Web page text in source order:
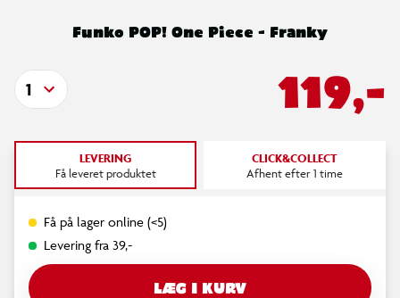
Funko POP! One Piece - Franky
119,-
1
LEVERING
Få leveret produktet
CLICK&COLLECT
Afhent efter 1 time
Få på lager online (<5)
Levering fra 39,-
LÆG I KURV